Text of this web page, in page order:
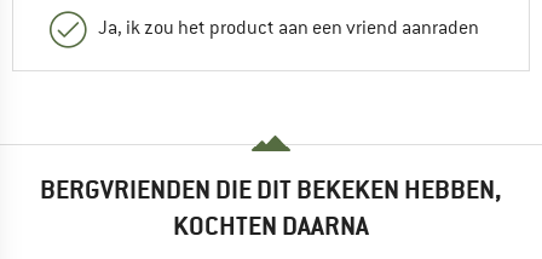
Ja, ik zou het product aan een vriend aanraden
BERGVRIENDEN DIE DIT BEKEKEN HEBBEN,
KOCHTEN DAARNA